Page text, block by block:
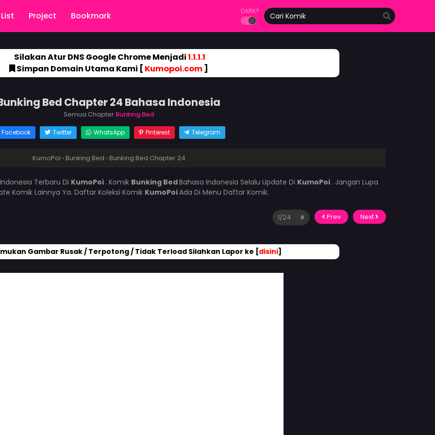
Project Bookmark DARK?
Silakan Atur DNS Google Chrome Menjadi1.1.1.1
Simpan Domain Utama Kami [ Kumopoi.com]
Bed Chapter 24 Bahasa Indonesia
Semua Chapter Bunking Bed
Facebook Twitter WhatsApp Pinterest Telegram
KumoPoi › Bunking Bed › Bunking Bed Chapter 24
Terbaru Di KumoPoi . Komik Bunking BedBahasa Indonesia Selalu Update Di KumoPoi . Jangan Lupa
Komik Lainnya Ya. Daftar Koleksi Komik KumoPoiAda Di Menu Daftar Komik.
Prev Next
Gambar Rusak / Terpotong / Tidak Terload Silahkan Lapor ke [disini]